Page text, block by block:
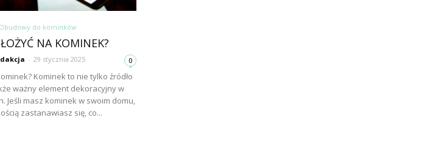
Obudowy do kominków
NA KOMINEK?
- 29 stycznia 2025 0
Kominek to nie tylko źródło
ważny element dekoracyjny w
Jeśli masz kominek w swoim domu,
zastanawiasz się, co...